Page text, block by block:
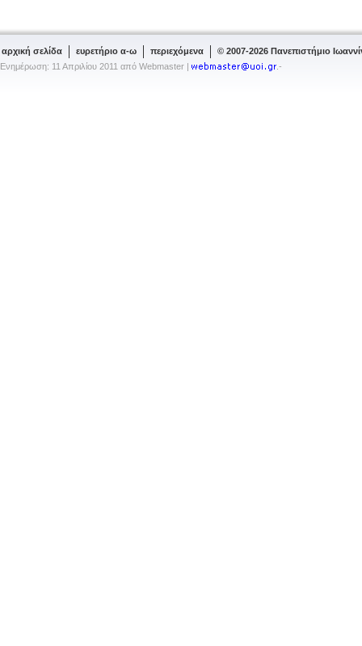
αρχική σελίδα ευρετήριο α-ω περιεχόμενα
© 2007-2026 Πανεπιστήμιο
Ενημέρωση: 11 Απριλίου 2011 από Webmaster |
.-